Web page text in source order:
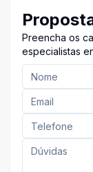
Preencha os
especialistas